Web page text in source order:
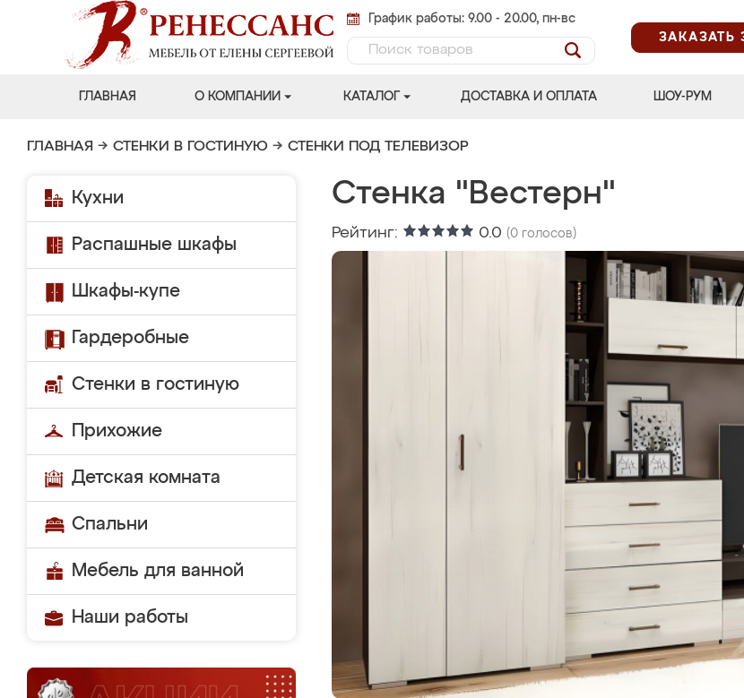
График работы: 9.00 - 20.00, пн-вс
ЗАКАЗАТЬ
ГЛАВНАЯ О КОМПАНИИ КАТАЛОГ ДОСТАВКА И ОПЛАТА ШОУ-РУМ
ГЛАВНАЯ → СТЕНКИ В ГОСТИНУЮ → СТЕНКИ ПОД ТЕЛЕВИЗОР
Кухни
Распашные шкафы
Шкафы-купе
Гардеробные
Стенки в гостиную
Прихожие
Детская комната
Спальни
Мебель для ванной
Наши работы
Стенка "Вестерн"
Рейтинг: 0.0 (0 голосов)